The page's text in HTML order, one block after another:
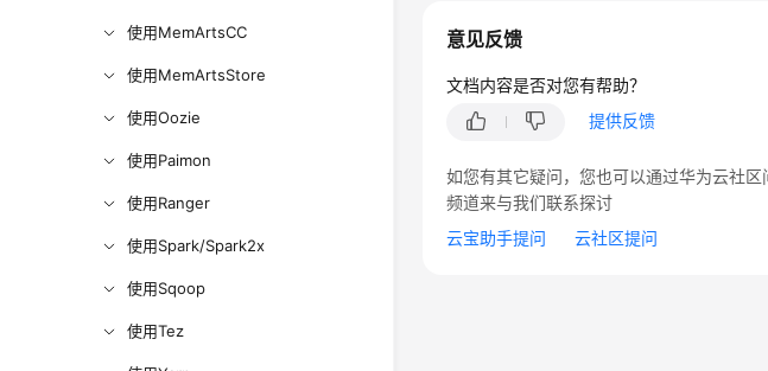
使用MemArtsCC
使用MemArtsStore
使用Oozie
使用Paimon
使用Ranger
使用Spark/Spark2x
使用Sqoop
使用Tez
意见反馈
文档内容是否对您有帮助？
提供反馈
如您有其它疑问，您也可以通过华为云社区
频道来与我们联系探讨
云宝助手提问
云社区提问